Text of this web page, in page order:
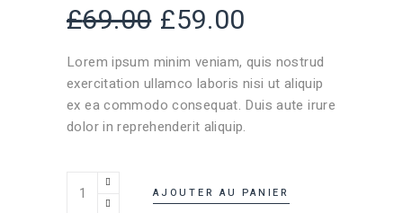
£69.00 £59.00
Lorem ipsum minim veniam, quis nostrud
exercitation ullamco laboris nisi ut aliquip
ex ea commodo consequat. Duis aute irure
dolor in reprehenderit aliquip.
AJOUTER AU PANIER